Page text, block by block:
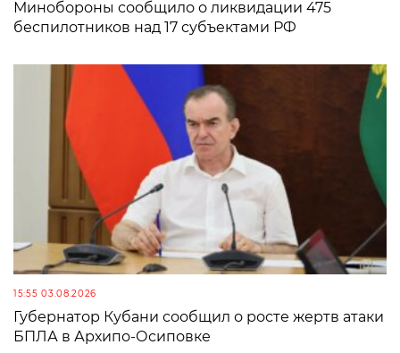
Минобороны сообщило о ликвидации 475
беспилотников над 17 субъектами РФ
15:55 03.08.2026
Губернатор Кубани сообщил о росте жертв атаки
БПЛА в Архипо-Осиповке